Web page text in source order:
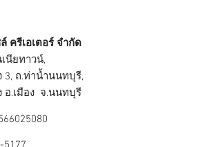
ครีเอเตอร์ จำกัด
นียทาวน์,
3, ถ.ท่าน้ำนนทบุรี,
อ.เมือง จ.นนทบุรี